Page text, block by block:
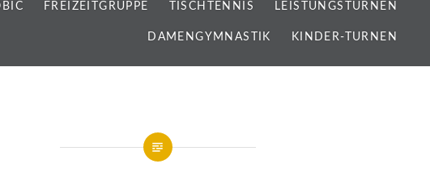
FREIZEITGRUPPE TISCHTENNIS LEISTUNGSTURNEN
DAMENGYMNASTIK KINDER-TURNEN